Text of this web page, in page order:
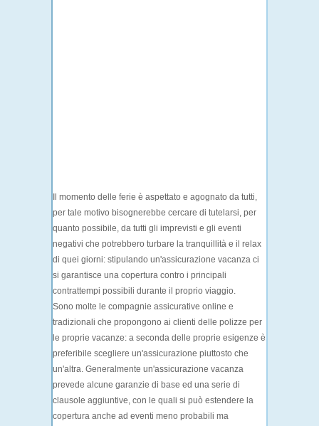
Il momento delle ferie è aspettato e agognato da tutti,
per tale motivo bisognerebbe cercare di tutelarsi, per
quanto possibile, da tutti gli imprevisti e gli eventi
negativi che potrebbero turbare la tranquillità e il relax
di quei giorni: stipulando un'assicurazione vacanza ci
si garantisce una copertura contro i principali
contrattempi possibili durante il proprio viaggio.
Sono molte le compagnie assicurative online e
tradizionali che propongono ai clienti delle polizze per
le proprie vacanze: a seconda delle proprie esigenze è
preferibile scegliere un'assicurazione piuttosto che
un'altra. Generalmente un'assicurazione vacanza
prevede alcune garanzie di base ed una serie di
clausole aggiuntive, con le quali si può estendere la
copertura anche ad eventi meno probabili ma